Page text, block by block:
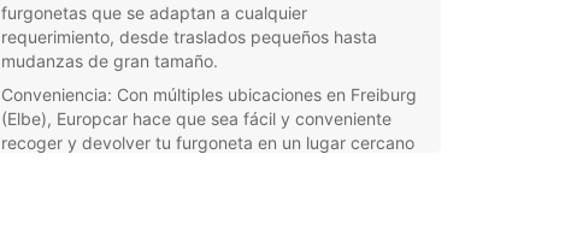
furgonetas que se adaptan a cualquier
requerimiento, desde traslados pequeños hasta
mudanzas de gran tamaño.
Conveniencia: Con múltiples ubicaciones en Freiburg
(Elbe), Europcar hace que sea fácil y conveniente
recoger y devolver tu furgoneta en un lugar cercano